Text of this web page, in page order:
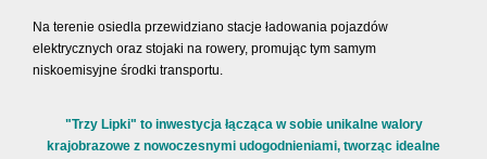
Na terenie osiedla przewidziano stacje ładowania pojazdów
elektrycznych oraz stojaki na rowery, promując tym samym
niskoemisyjne środki transportu.
"Trzy Lipki" to inwestycja łącząca w sobie unikalne walory
krajobrazowe z nowoczesnymi udogodnieniami, tworząc idealne